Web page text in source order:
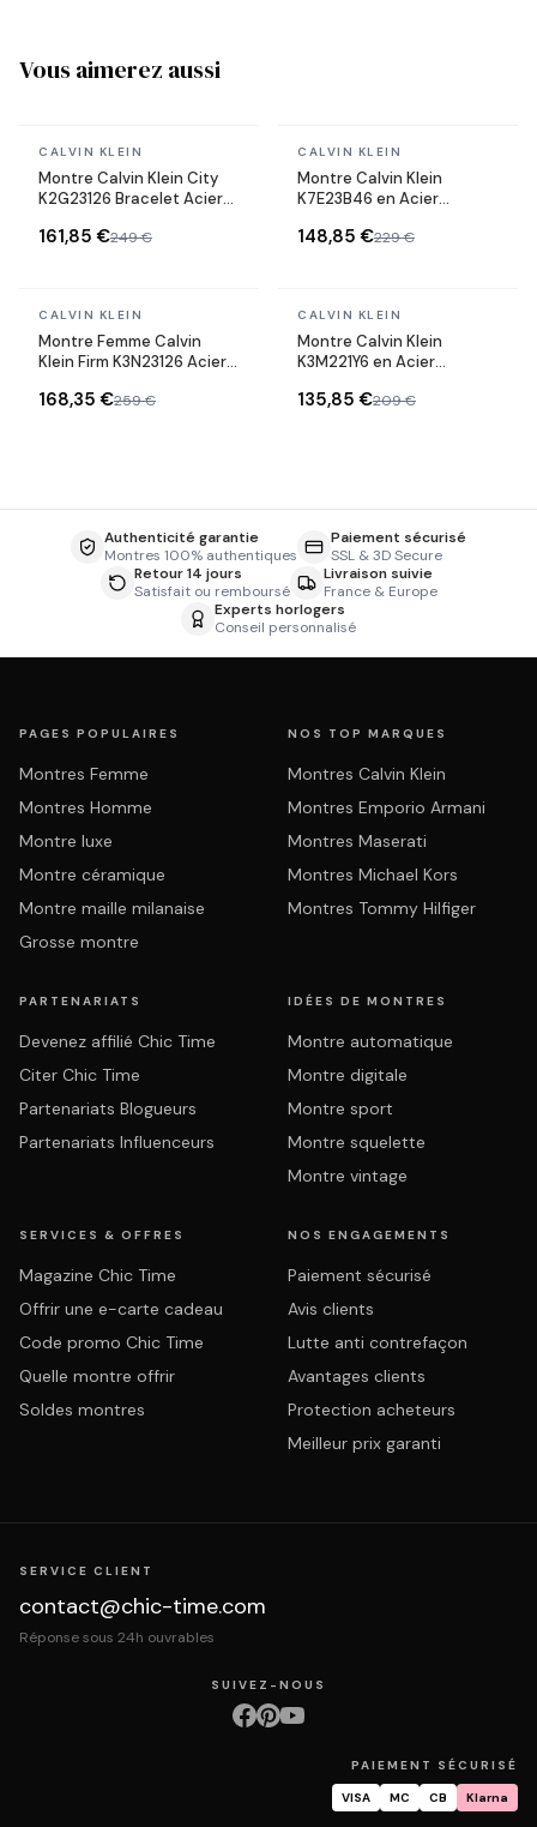
Vous aimerez aussi
En stock
CALVIN KLEIN
Montre Calvin Klein City
K2G23126 Bracelet Acier
161,85 €249 €
En stock
CALVIN KLEIN
Montre Calvin Klein
K7E23B46 en Acier
148,85 €229 €
En stock
CALVIN KLEIN
Montre Femme Calvin
Klein Firm K3N23126 Acier
milanaise
168,35 €259 €
En stock
CALVIN KLEIN
Montre Calvin Klein
K3M221Y6 en Acier
milanaise
135,85 €209 €
Authenticité garantie
Montres 100% authentiques
Paiement sécurisé
SSL & 3D Secure
Retour 14 jours
Satisfait ou remboursé
Livraison suivie
France & Europe
Experts horlogers
Conseil personnalisé
PAGES POPULAIRES
Montres Femme
Montres Homme
Montre luxe
Montre céramique
Montre maille milanaise
Grosse montre
NOS TOP MARQUES
Montres Calvin Klein
Montres Emporio Armani
Montres Maserati
Montres Michael Kors
Montres Tommy Hilfiger
PARTENARIATS
Devenez affilié Chic Time
Citer Chic Time
Partenariats Blogueurs
Partenariats Influenceurs
IDÉES DE MONTRES
Montre automatique
Montre digitale
Montre sport
Montre squelette
Montre vintage
SERVICES & OFFRES
Magazine Chic Time
Offrir une e-carte cadeau
Code promo Chic Time
Quelle montre offrir
Soldes montres
NOS ENGAGEMENTS
Paiement sécurisé
Avis clients
Lutte anti contrefaçon
Avantages clients
Protection acheteurs
Meilleur prix garanti
SERVICE CLIENT
contact@chic-time.com
Réponse sous 24h ouvrables
SUIVEZ-NOUS
PAIEMENT SÉCURISÉ
VISA MC CB Klarna